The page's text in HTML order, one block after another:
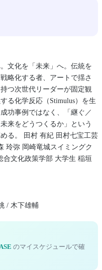
文化を「未来」へ。伝統を
略化する者、アートで揺さ
つ次世代リーダーが固定観
る化学反応（Stimulus）を生
功事例ではなく、「継ぐ／
来をどうつくるか」という
る。 田村 有紀 田村七宝工芸
玲弥 岡崎竜城スイミングク
合文化政策学部 大学生 稲垣
/ 木下雄輔
のマイスケジュールで確